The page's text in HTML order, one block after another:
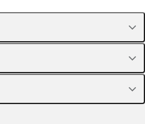
наборы